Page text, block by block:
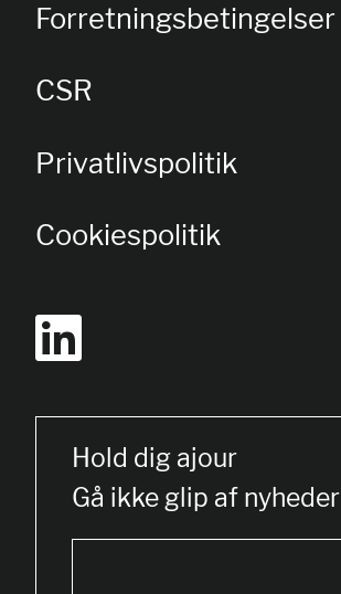
Forretningsbetingelser
CSR
Privatlivspolitik
Cookiespolitik
Hold dig ajour
Gå ikke glip af nyheder